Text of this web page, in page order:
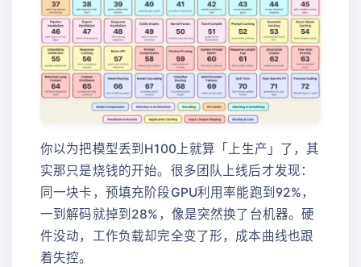
你以为把模型丢到H100上就算「上生产」了，其
实那只是烧钱的开始。很多团队上线后才发现：
同一块卡，预填充阶段GPU利用率能跑到92%，
一到解码就掉到28%，像是突然换了台机器。硬
件没动，工作负载却完全变了形，成本曲线也跟
着失控。